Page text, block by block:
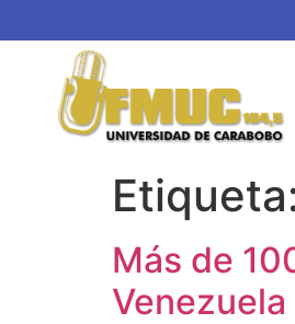
Más de